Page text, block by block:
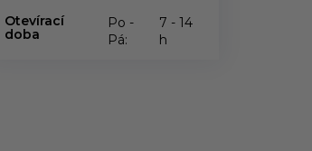
Otevírací
doba
Po -
Pá:
7 - 14
h